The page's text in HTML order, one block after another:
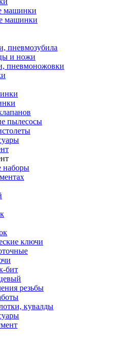
машинки
машинки
пневмозубила
и ножи
пневмоножовки
пылесосы
наборы
ключи
бит
резьбы
кувалды